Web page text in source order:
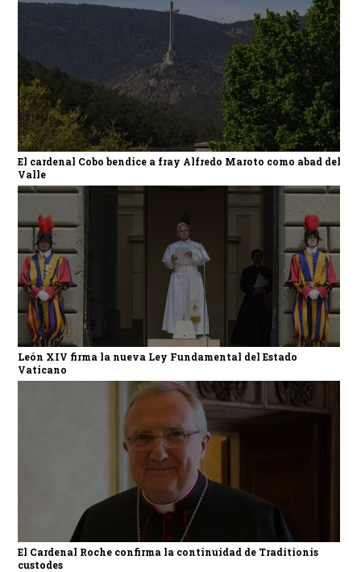
El cardenal Cobo bendice a fray Alfredo Maroto como abad del
Valle
León XIV firma la nueva Ley Fundamental del Estado
Vaticano
El Cardenal Roche confirma la continuidad de Traditionis
custodes